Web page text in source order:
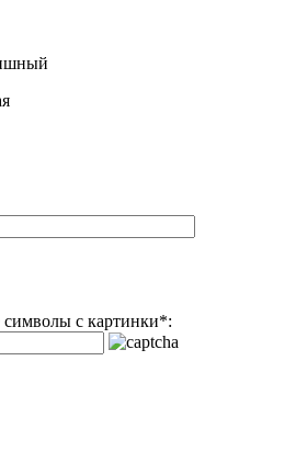
символы с картинки*: